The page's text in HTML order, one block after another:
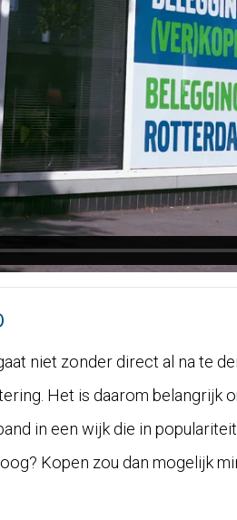
niet zonder direct al na te
Het is daarom
in een wijk die in
Kopen zou dan mogelijk